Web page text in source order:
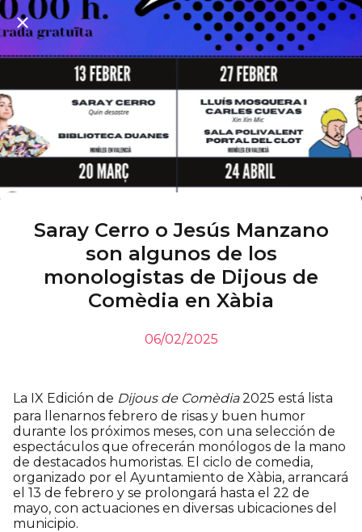
Saray Cerro o Jesús Manzano
son algunos de los
monologistas de Dijous de
Comèdia en Xàbia
06/02/2025
La IX Edición de Dijous de Comèdia2025 está lista
para llenarnos febrero de risas y buen humor
durante los próximos meses, con una selección de
espectáculos que ofrecerán monólogos de la mano
de destacados humoristas. El ciclo de comedia,
organizado por el Ayuntamiento de Xàbia, arrancará
el 13 de febrero y se prolongará hasta el 22 de
mayo, con actuaciones en diversas ubicaciones del
municipio.